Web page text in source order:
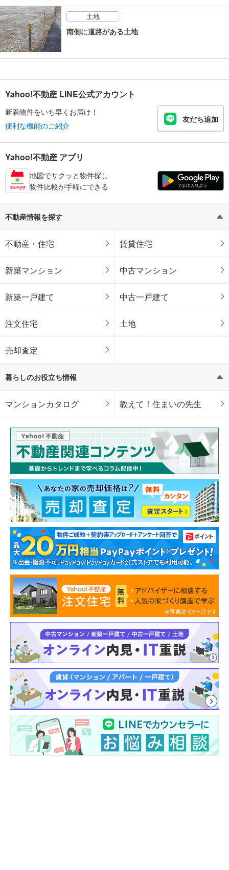
土地
南側に道路がある土地
Yahoo!不動産 LINE公式アカウント
新着物件をいち早くお届け！
便利な機能のご紹介
友だち追加
Yahoo!不動産 アプリ
地図でサクッと物件探し
物件比較が手軽にできる
不動産情報を探す
不動産・住宅 賃貸住宅
新築マンション 中古マンション
新築一戸建て 中古一戸建て
注文住宅 土地
売却査定
暮らしのお役立ち情報
マンションカタログ 教えて！住まいの先生